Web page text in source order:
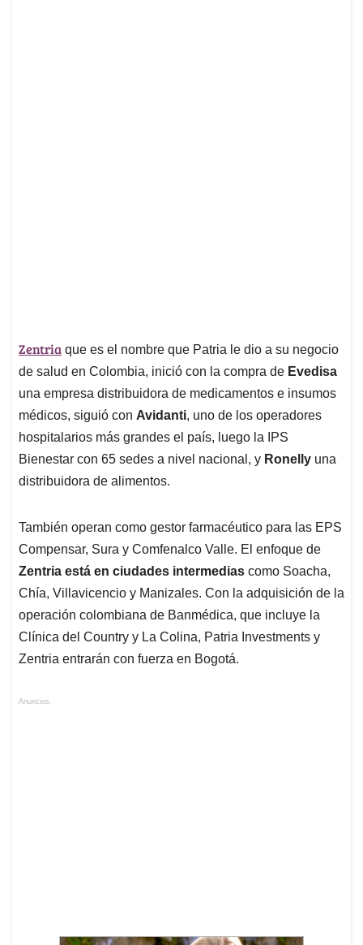
Zentria que es el nombre que Patria le dio a su negocio
de salud en Colombia, inició con la compra de Evedisa
una empresa distribuidora de medicamentos e insumos
médicos, siguió con Avidanti, uno de los operadores
hospitalarios más grandes el país, luego la IPS
Bienestar con 65 sedes a nivel nacional, y Ronelly una
distribuidora de alimentos.
También operan como gestor farmacéutico para las EPS
Compensar, Sura y Comfenalco Valle. El enfoque de
Zentria está en ciudades intermedias como Soacha,
Chía, Villavicencio y Manizales. Con la adquisición de la
operación colombiana de Banmédica, que incluye la
Clínica del Country y La Colina, Patria Investments y
Zentria entrarán con fuerza en Bogotá.
Anuncios.